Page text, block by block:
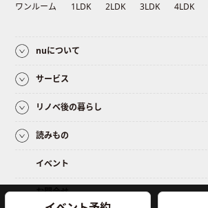
ワンルーム
1LDK 2LDK 3LDK 4LDK
nuについて
サービス
リノベ後の暮らし
読みもの
イベント
お問合せ